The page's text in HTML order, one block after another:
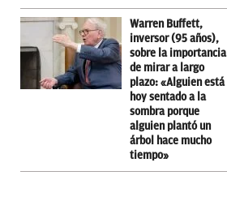
Warren Buffett,
inversor (95 años),
sobre la importancia
de mirar a largo
plazo: «Alguien está
hoy sentado a la
sombra porque
alguien plantó un
árbol hace mucho
tiempo»